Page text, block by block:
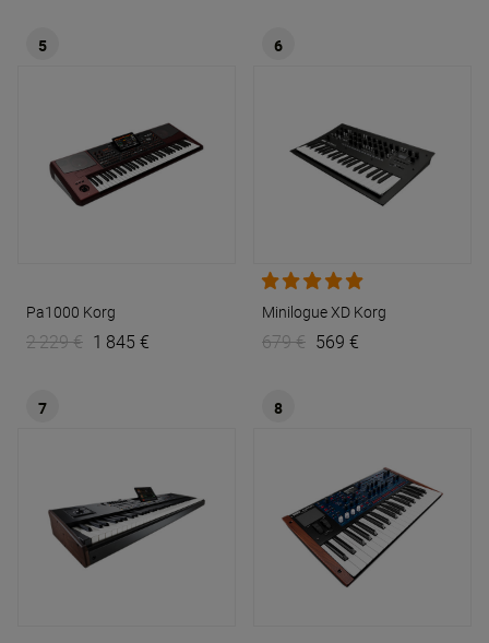
5
Pa1000 Korg
2 229 € 1 845 €
6
Minilogue XD Korg
679 € 569 €
7 8